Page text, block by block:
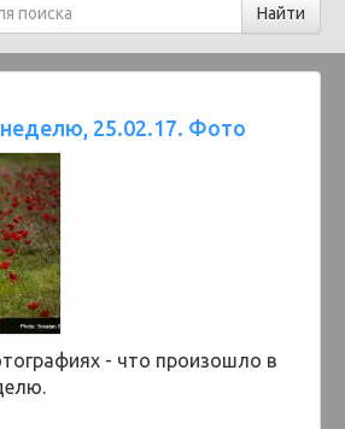
25.02.17. Фото
- что произошло в